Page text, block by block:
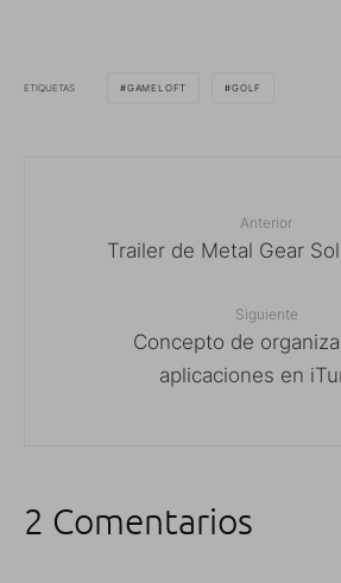
ETIQUETAS GAMELOFT GOLF
Anterior
Trailer de Metal Gear
Siguiente
Concepto de
aplicaciones en
2 Comentarios